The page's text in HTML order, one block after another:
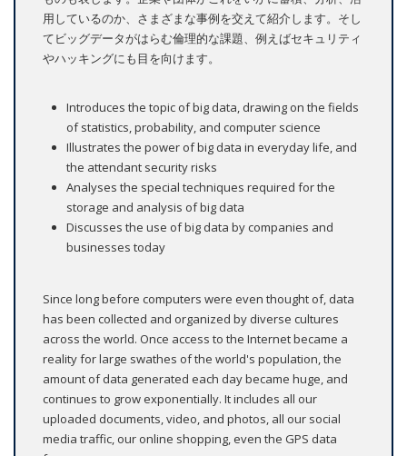
用しているのか、さまざまな事例を交えて紹介します。そし
てビッグデータがはらむ倫理的な課題、例えばセキュリティ
やハッキングにも目を向けます。
Introduces the topic of big data, drawing on the fields
of statistics, probability, and computer science
Illustrates the power of big data in everyday life, and
the attendant security risks
Analyses the special techniques required for the
storage and analysis of big data
Discusses the use of big data by companies and
businesses today
Since long before computers were even thought of, data
has been collected and organized by diverse cultures
across the world. Once access to the Internet became a
reality for large swathes of the world's population, the
amount of data generated each day became huge, and
continues to grow exponentially. It includes all our
uploaded documents, video, and photos, all our social
media traffic, our online shopping, even the GPS data